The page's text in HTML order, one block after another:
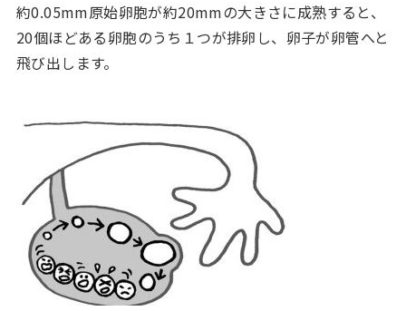
約0.05mm原始卵胞が約20mmの大きさに成熟すると、
20個ほどある卵胞のうち１つが排卵し、卵子が卵管へと
飛び出します。